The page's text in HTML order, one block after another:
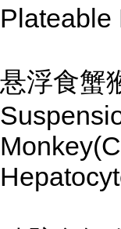
Plateable
悬浮食蟹